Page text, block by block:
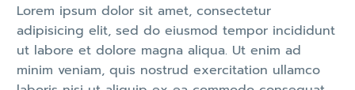
Lorem ipsum dolor sit amet, consectetur
adipisicing elit, sed do eiusmod tempor incididunt
ut labore et dolore magna aliqua. Ut enim ad
minim veniam, quis nostrud exercitation ullamco